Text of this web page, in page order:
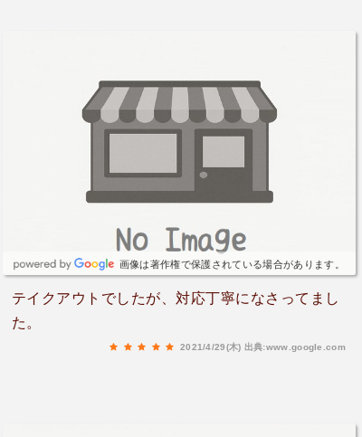
画像は著作権で保護されている場合があります。
テイクアウトでしたが、対応丁寧になさってまし
た。
2021/4/29(木) 出典:www.google.com